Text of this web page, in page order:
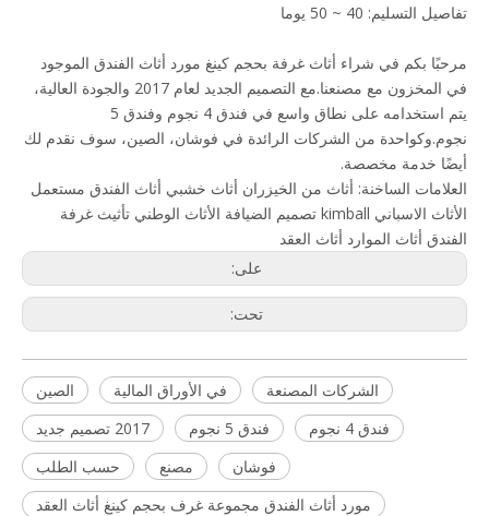
تفاصيل التسليم: 40 ~ 50 يوما
مرحبًا بكم في شراء أثاث غرفة بحجم كينغ مورد أثاث الفندق الموجود
في المخزون مع مصنعنا.مع التصميم الجديد لعام 2017 والجودة العالية،
يتم استخدامه على نطاق واسع في فندق 4 نجوم وفندق 5
نجوم.وكواحدة من الشركات الرائدة في فوشان، الصين، سوف نقدم لك
أيضًا خدمة مخصصة.
العلامات الساخنة: أثاث من الخيزران أثاث خشبي أثاث الفندق مستعمل
الأثاث الاسباني kimball تصميم الضيافة الأثاث الوطني تأثيث غرفة
الفندق أثاث الموارد أثاث العقد
على:
تحت:
الصين في الأوراق المالية
الشركات المصنعة
2017 تصميم جديد
فندق 5 نجوم
فندق 4 نجوم
حسب الطلب
مصنع
فوشان
مورد أثاث الفندق مجموعة غرف بحجم كينغ أثاث العقد